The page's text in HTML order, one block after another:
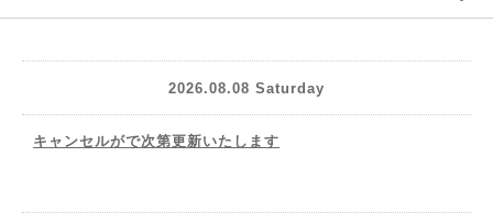
2026.08.08 Saturday
キャンセルがで次第更新いたします